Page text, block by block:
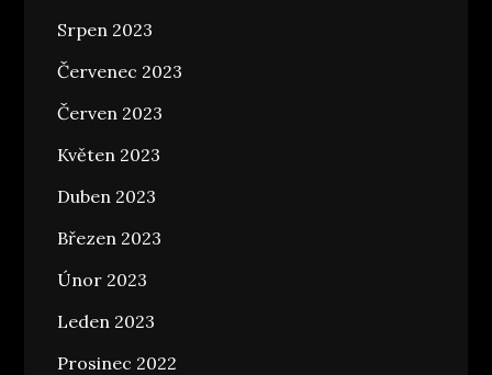
Srpen 2023
Červenec 2023
Červen 2023
Květen 2023
Duben 2023
Březen 2023
Únor 2023
Leden 2023
Prosinec 2022